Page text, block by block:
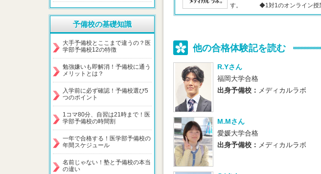
す。 ◆1対1のオンライン授業
他の合格体験記を読む
R.Yさん
福岡大学合格
出身予備校： メディカルラボ
M.Mさん
愛媛大学合格
出身予備校： メディカルラボ
予備校の基礎知識
大手予備校とここまで違うの？医
学部予備校12の特徴
勉強嫌いも即解消！予備校に通う
メリットとは？
入学前に必ず確認！予備校選び5
つのポイント
1コマ80分、自習は21時まで！医
学部予備校の時間割
一年で合格する！医学部予備校の
年間スケジュール
名前じゃない！塾と予備校の本当
の違い